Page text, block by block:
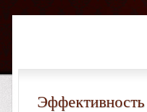
Эффективность